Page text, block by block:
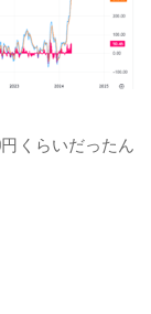
書
くらいだったん